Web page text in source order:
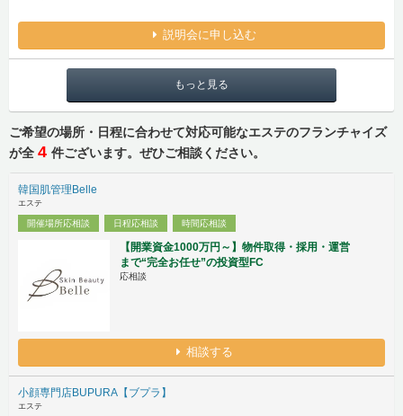
説明会に申し込む
もっと見る
ご希望の場所・日程に合わせて対応可能なエステのフランチャイズ
が全 4 件ございます。ぜひご相談ください。
韓国肌管理Belle
エステ
開催場所応相談 日程応相談 時間応相談
【開業資金1000万円～】物件取得・採用・運営
まで“完全お任せ”の投資型FC
応相談
相談する
小顔専門店BUPURA【ブプラ】
エステ